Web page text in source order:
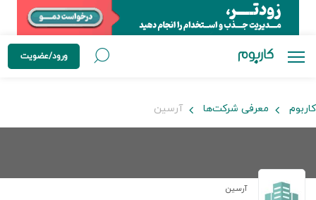
ورود/عضویت
کاربوم معرفی شرکت‌ها آرسین
آرسین